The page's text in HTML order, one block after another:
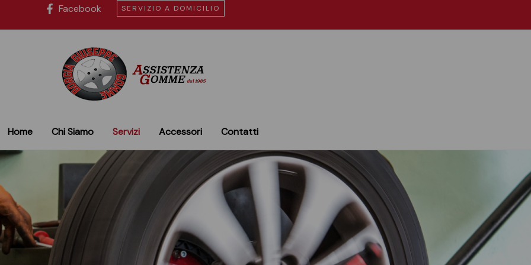
Facebook SERVIZIO A DOMICILIO
Home Chi Siamo Servizi Accessori Contatti